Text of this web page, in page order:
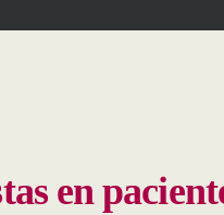
en